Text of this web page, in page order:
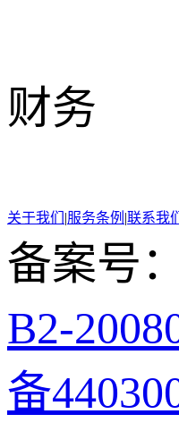
财务
关于我们 |服务条例 |联系我们
备案号：
B2-
备